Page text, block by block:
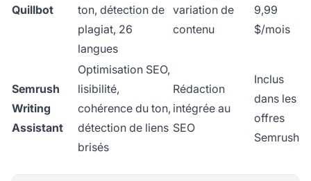
Quillbot
ton, détection de
plagiat, 26
langues
variation de
contenu
9,99
$/mois
Semrush
Writing
Assistant
Optimisation SEO,
lisibilité,
cohérence du ton,
détection de liens
brisés
Rédaction
intégrée au
SEO
Inclus
dans les
offres
Semrush